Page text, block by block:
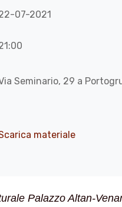
07-2021
Seminario, 29 a
materiale
Palazzo Altan-